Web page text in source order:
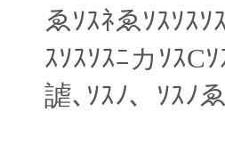
ゑｿｽﾈゑｿｽｿｽｿ
ｽｿｽｿｽﾆカｿｽC
謔､ｿｽﾉ、ｿｽﾉ